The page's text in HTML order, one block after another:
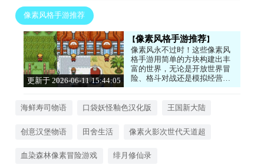
像素风格手游推荐
更新于 2026-06-11 15:44:05
像素风格手游推荐
像素风永不过时！这些像素风
格手游用简单的方块构建出丰
富的世界，无论是开放世界冒
险、格斗对战还是模拟经营，
都充满了复古的魅力和创意。
你找回玩游戏的初心。喜欢的
海鲜寿司物语 口袋妖怪釉色汉化版 王国新大陆
创意汉堡物语 田舍生活 像素火影次世代天道超
血染森林像素冒险游戏 绯月修仙录